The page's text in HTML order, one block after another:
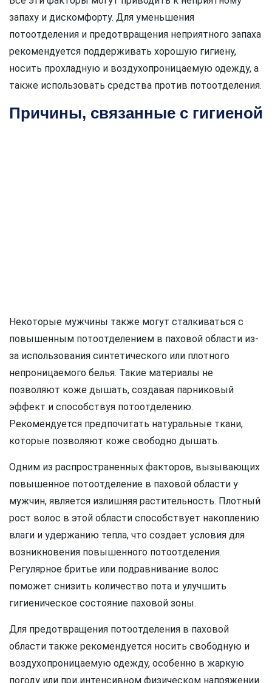
запаху и дискомфорту. Для уменьшения
потоотделения и предотвращения неприятного запаха
рекомендуется поддерживать хорошую гигиену,
носить прохладную и воздухопроницаемую одежду, а
также использовать средства против потоотделения.
Причины, связанные с гигиеной
Некоторые мужчины также могут сталкиваться с
повышенным потоотделением в паховой области из-
за использования синтетического или плотного
непроницаемого белья. Такие материалы не
позволяют коже дышать, создавая парниковый
эффект и способствуя потоотделению.
Рекомендуется предпочитать натуральные ткани,
которые позволяют коже свободно дышать.
Одним из распространенных факторов, вызывающих
повышенное потоотделение в паховой области у
мужчин, является излишняя растительность. Плотный
рост волос в этой области способствует накоплению
влаги и удержанию тепла, что создает условия для
возникновения повышенного потоотделения.
Регулярное бритье или подравнивание волос
поможет снизить количество пота и улучшить
гигиеническое состояние паховой зоны.
Для предотвращения потоотделения в паховой
области также рекомендуется носить свободную и
воздухопроницаемую одежду, особенно в жаркую
погоду или при интенсивном физическом напряжении.